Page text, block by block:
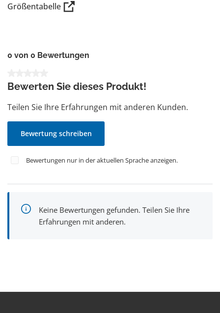
Größentabelle
0 von 0 Bewertungen
Bewerten Sie dieses Produkt!
Teilen Sie Ihre Erfahrungen mit anderen Kunden.
Bewertung schreiben
Bewertungen nur in der aktuellen Sprache anzeigen.
Keine Bewertungen gefunden. Teilen Sie Ihre
Erfahrungen mit anderen.